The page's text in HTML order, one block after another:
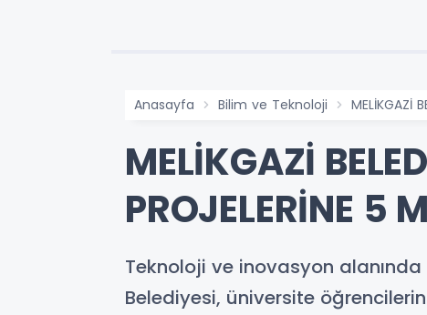
Anasayfa Bilim ve Teknoloji MELİKGAZİ
MELİKGAZİ
PROJELERİNE 5
Teknoloji ve inovasyon
Belediyesi, üniversite